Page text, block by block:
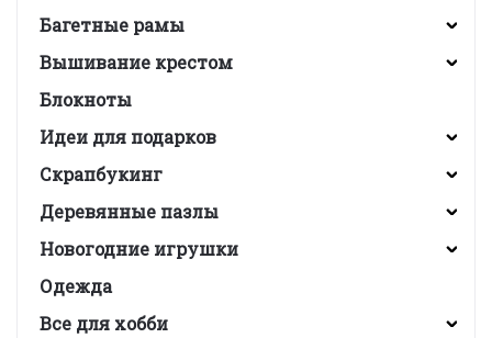
Багетные рамы
Вышивание крестом
Блокноты
Идеи для подарков
Скрапбукинг
Деревянные пазлы
Новогодние игрушки
Одежда
Все для хобби